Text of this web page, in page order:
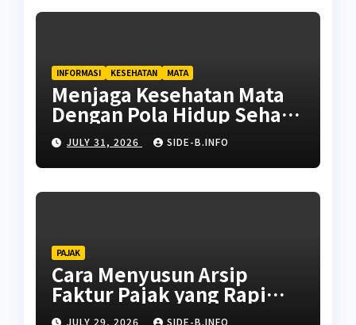
INFORMASI KESEHATAN MATA
Menjaga Kesehatan Mata
Dengan Pola Hidup Sehat
Untuk Kehidupan
Berkualitas
JULY 31, 2026 SIDE-B.INFO
PAJAK
Cara Menyusun Arsip
Faktur Pajak yang Rapi
dan Siap Diaudit
JULY 29, 2026 SIDE-B.INFO